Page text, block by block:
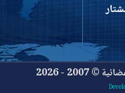
2026